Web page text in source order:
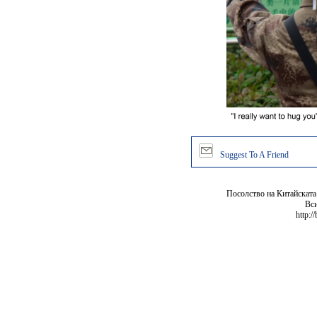
Suggest To A Friend
Посолство на
http://